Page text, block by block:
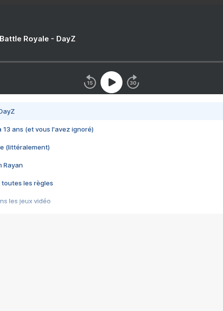
Royale - DayZ
13 ans (et vous l'avez ignoré)
(littéralement)
Rayan
toutes les règles
les jeux vidéo